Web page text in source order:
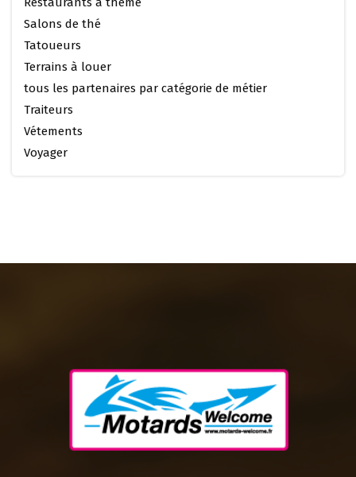
Salons de thé
Tatoueurs
Terrains à louer
tous les partenaires par catégorie de métier
Traiteurs
Vétements
Voyager